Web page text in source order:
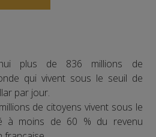
plus de 836 millions de
qui vivent sous le seuil de
par jour.
de citoyens vivent sous le
à moins de 60 % du revenu